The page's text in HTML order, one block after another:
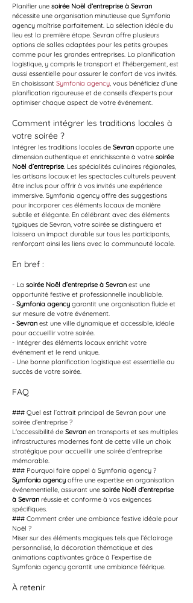
Planifier une soirée Noël d’entreprise à Sevran
nécessite une organisation minutieuse que Symfonia
agency maîtrise parfaitement. La sélection idéale du
lieu est la première étape. Sevran offre plusieurs
options de salles adaptées pour les petits groupes
comme pour les grandes entreprises. La planification
logistique, y compris le transport et l'hébergement, est
aussi essentielle pour assurer le confort de vos invités.
En choisissant Symfonia agency, vous bénéficiez d’une
planification rigoureuse et de conseils d'experts pour
optimiser chaque aspect de votre événement.
Comment intégrer les traditions locales à
votre soirée ?
Intégrer les traditions locales de Sevran apporte une
dimension authentique et enrichissante à votre soirée
Noël d’entreprise. Les spécialités culinaires régionales,
les artisans locaux et les spectacles culturels peuvent
être inclus pour offrir à vos invités une expérience
immersive. Symfonia agency offre des suggestions
pour incorporer ces éléments locaux de manière
subtile et élégante. En célébrant avec des éléments
typiques de Sevran, votre soirée se distinguera et
laissera un impact durable sur tous les participants,
renforçant ainsi les liens avec la communauté locale.
En bref :
- La soirée Noël d’entreprise à Sevran est une
opportunité festive et professionnelle inoubliable.
- Symfonia agency garantit une organisation fluide et
sur mesure de votre événement.
- Sevran est une ville dynamique et accessible, idéale
pour accueillir votre soirée.
- Intégrer des éléments locaux enrichit votre
événement et le rend unique.
- Une bonne planification logistique est essentielle au
succès de votre soirée.
FAQ
### Quel est l’attrait principal de Sevran pour une
soirée d’entreprise ?
L'accessibilité de Sevran en transports et ses multiples
infrastructures modernes font de cette ville un choix
stratégique pour accueillir une soirée d’entreprise
mémorable.
### Pourquoi faire appel à Symfonia agency ?
Symfonia agency offre une expertise en organisation
événementielle, assurant une soirée Noël d’entreprise
à Sevran réussie et conforme à vos exigences
spécifiques.
### Comment créer une ambiance festive idéale pour
Noël ?
Miser sur des éléments magiques tels que l’éclairage
personnalisé, la décoration thématique et des
animations captivantes grâce à l’expertise de
Symfonia agency garantit une ambiance féérique.
À retenir